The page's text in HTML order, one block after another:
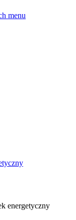
menu
energetyczny